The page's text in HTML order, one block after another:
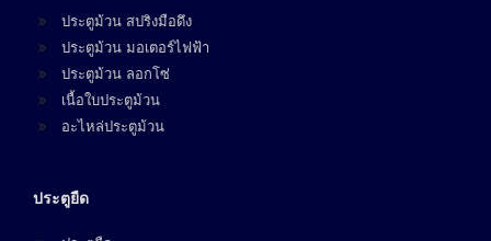
ประตูม้วน สปริงมือดึง
ประตูม้วน มอเตอร์ไฟฟ้า
ประตูม้วน ลอกโซ่
เนื้อใบประตูม้วน
อะไหล่ประตูม้วน
ประตูยืด